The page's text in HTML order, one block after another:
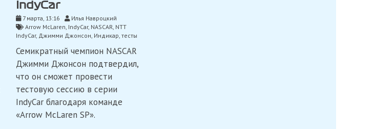
IndyCar
7 марта, 13:16
Илья Навроцкий
Arrow McLaren IndyCar, NASCAR NTT
IndyCar, Джимми Джонсон Индикар тесты
Семикратный чемпион NASCAR
Джимми Джонсон подтвердил,
что он сможет провести
тестовую сессию в серии
IndyCar благодаря команде
«Arrow McLaren SP».